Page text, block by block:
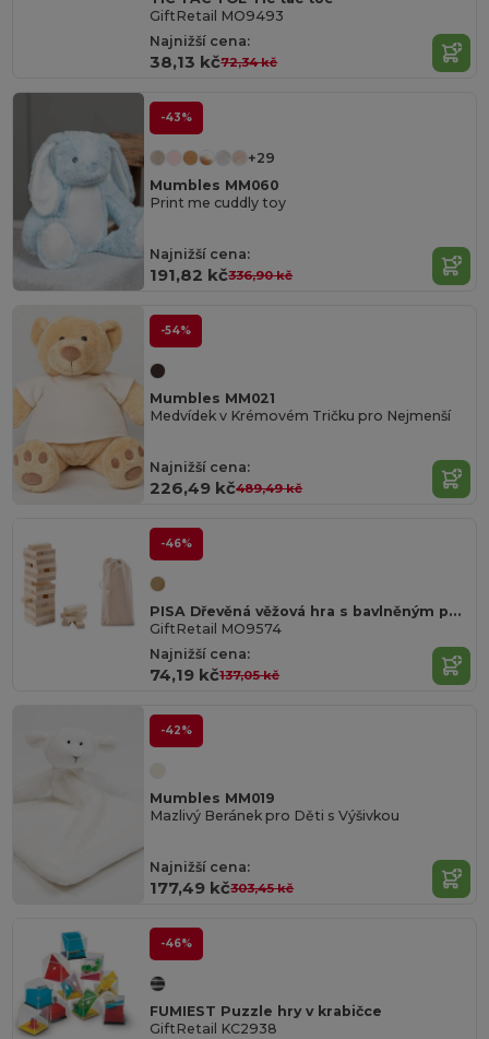
GiftRetail MO9493
Najnižší cena:
38,13 kč72,34 kč
-43%
+29
Mumbles MM060
Print me cuddly toy
Najnižší cena:
191,82 kč336,90 kč
-54%
Mumbles MM021
Medvídek v Krémovém Tričku pro Nejmenší
Najnižší cena:
226,49 kč489,49 kč
-46%
PISA Dřevěná věžová hra s bavlněným pouzdrem
GiftRetail MO9574
Najnižší cena:
74,19 kč137,05 kč
-42%
Mumbles MM019
Mazlivý Beránek pro Děti s Výšivkou
Najnižší cena:
177,49 kč303,45 kč
-46%
FUMIEST Puzzle hry v krabičce
GiftRetail KC2938